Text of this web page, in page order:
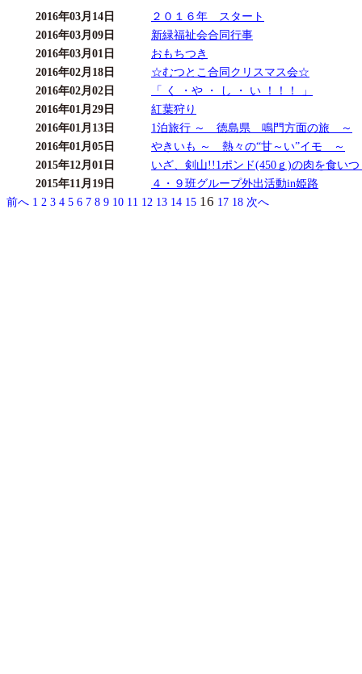
2016年03月14日
２０１６年 スタート
2016年03月09日
新緑福祉会合同行事
2016年03月01日
おもちつき
2016年02月18日
☆むつとこ合同クリスマス会☆
2016年02月02日
「 く ・や ・ し ・ い ！！！ 」
2016年01月29日
紅葉狩り
2016年01月13日
1泊旅行 ～ 徳島県 鳴門方面の旅 ～
2016年01月05日
やきいも ～ 熱々の“甘～い”イモ ～
2015年12月01日
いざ、剣山!!1ポンド(450ｇ)の肉を食い
2015年11月19日
４・９班グループ外出活動in姫路
前へ 1 2 3 4 5 6 7 8 9 10 11 12 13 14 15 16 17 18 次へ